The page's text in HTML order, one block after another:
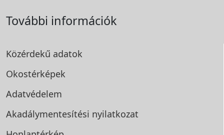
További információk
Közérdekű adatok
Okostérképek
Adatvédelem
Akadálymentesítési nyilatkozat